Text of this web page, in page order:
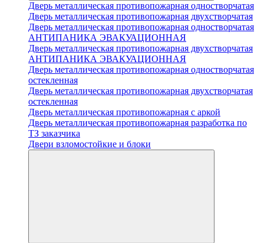
Дверь металлическая противопожарная одностворчатая
Дверь металлическая противопожарная двухстворчатая
Дверь металлическая противопожарная одностворчатая
АНТИПАНИКА ЭВАКУАЦИОННАЯ
Дверь металлическая противопожарная двухстворчатая
АНТИПАНИКА ЭВАКУАЦИОННАЯ
Дверь металлическая противопожарная одностворчатая
остекленная
Дверь металлическая противопожарная двухстворчатая
остекленная
Дверь металлическая противопожарная с аркой
Дверь металлическая противопожарная разработка по
ТЗ заказчика
Двери взломостойкие и блоки